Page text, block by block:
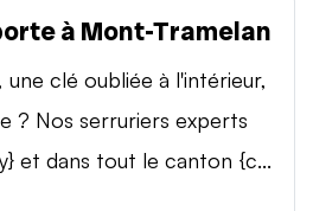
à Mont-Tramelan
clé oubliée à l'intérieur,
? Nos serruriers experts
et dans tout le canton {c...